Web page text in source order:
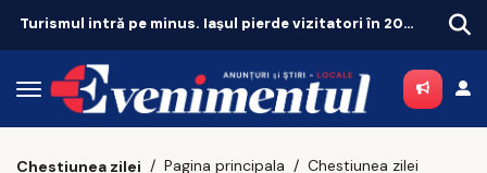
România caută curieri, bucătari și văcari
Chestiunea zilei Pagina principala Chestiunea zilei